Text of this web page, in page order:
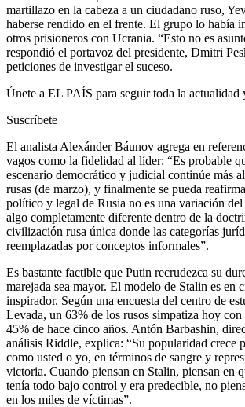
martillazo en la cabeza a un ciudadano ruso,
haberse rendido en el frente. El grupo lo había
otros prisioneros con Ucrania. “Esto no es
respondió el portavoz del presidente, Dmitri
peticiones de investigar el suceso.
Únete a EL PAÍS para seguir toda la actualidad
Suscríbete
El analista Alexánder Báunov agrega en
vagos como la fidelidad al líder: “Es probable
escenario democrático y judicial continúe más
rusas (de marzo), y finalmente se pueda
político y legal de Rusia no es una variación
algo completamente diferente dentro de la
civilización rusa única donde las categorías
reemplazadas por conceptos informales”.
Es bastante factible que Putin recrudezca su
marejada sea mayor. El modelo de Stalin es en
inspirador. Según una encuesta del centro de
Levada, un 63% de los rusos simpatiza hoy
45% de hace cinco años. Antón Barbashin,
análisis Riddle, explica: “Su popularidad crece
como usted o yo, en términos de sangre y
victoria. Cuando piensan en Stalin, piensan en
tenía todo bajo control y era predecible, no
en los miles de víctimas”.